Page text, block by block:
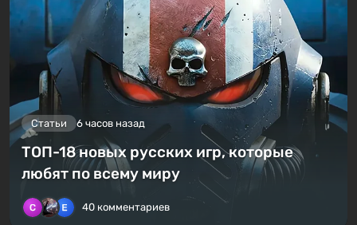
Статьи 6 часов назад
ТОП-18 новых русских игр, которые
любят по всему миру
40 комментариев